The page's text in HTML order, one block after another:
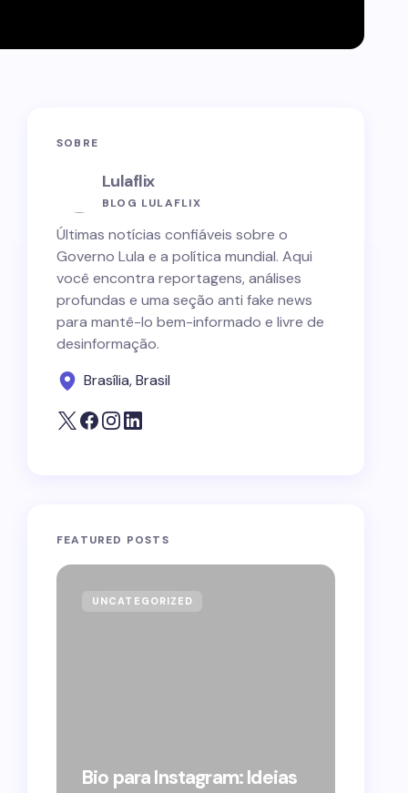
SOBRE
Lulaflix
BLOG LULAFLIX
Últimas notícias confiáveis sobre o
Governo Lula e a política mundial. Aqui
você encontra reportagens, análises
profundas e uma seção anti fake news
para mantê-lo bem-informado e livre de
desinformação.
Brasília, Brasil
FEATURED POSTS
UNCATEGORIZED
Bio para Instagram: Ideias